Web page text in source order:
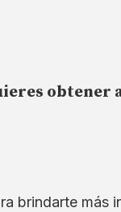
obtener
brindarte